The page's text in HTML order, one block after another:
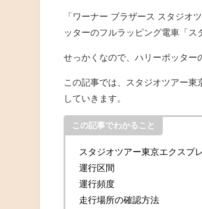
「ワーナー ブラザース スタジオ
ッターのフルラッピング電車「ス
せっかくなので、ハリーポッター
この記事では、スタジオツアー
していきます。
この記事でわかること
スタジオツアー東京エクスプ
運行区間
運行頻度
走行場所の確認方法